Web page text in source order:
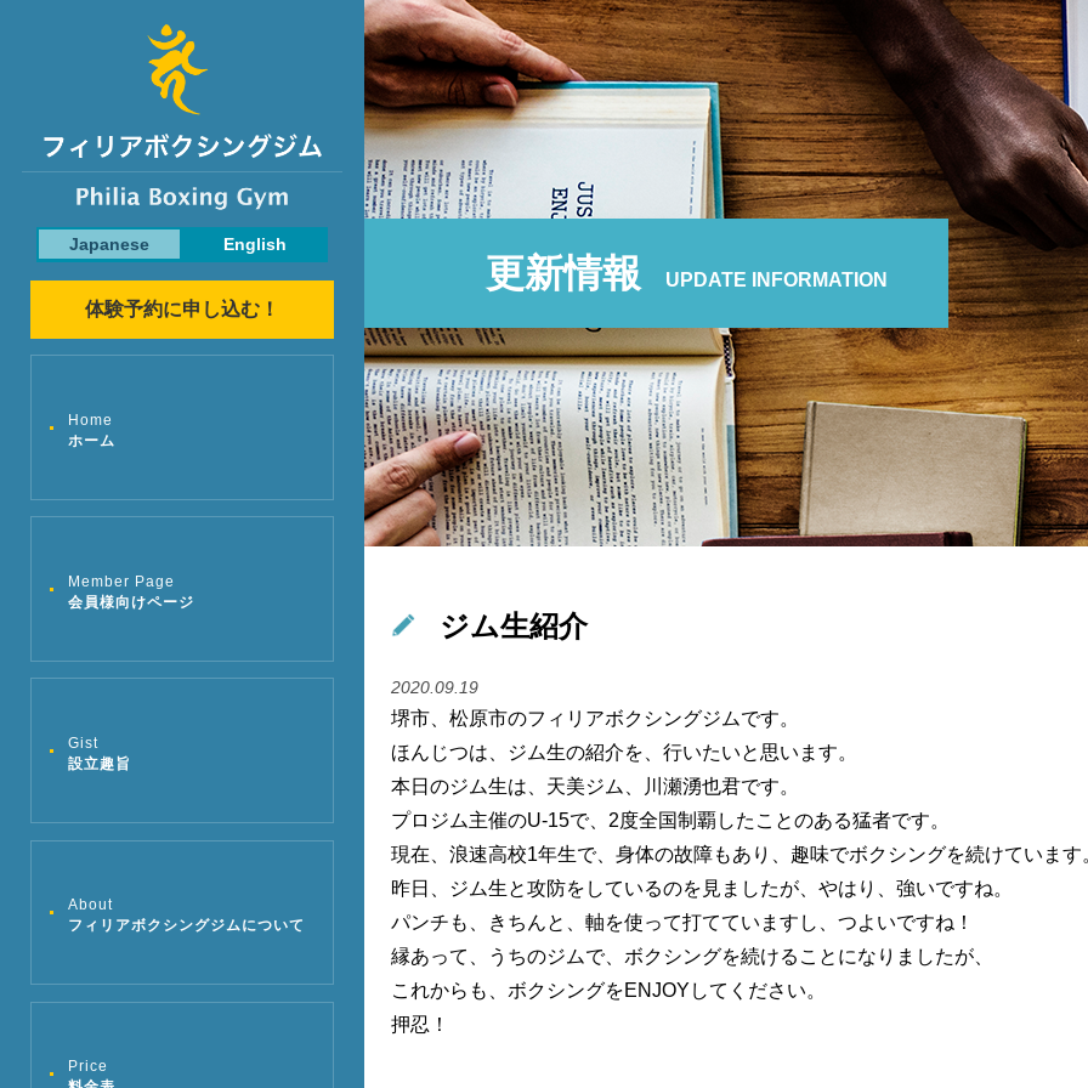
Japanese English
体験予約に申し込む！
Home
ホーム
Member Page
会員様向けページ
Gist
設立趣旨
About
フィリアボクシングジムについて
Price
更新情報 UPDATE INFORMATION
ジム生紹介
2020.09.19
堺市、松原市のフィリアボクシングジムです。
ほんじつは、ジム生の紹介を、行いたいと思います。
本日のジム生は、天美ジム、川瀬湧也君です。
プロジム主催のU-15で、2度全国制覇したことのある猛者です。
現在、浪速高校1年生で、身体の故障もあり、趣味でボクシングを続けています
昨日、ジム生と攻防をしているのを見ましたが、やはり、強いですね。
パンチも、きちんと、軸を使って打てていますし、つよいですね！
縁あって、うちのジムで、ボクシングを続けることになりましたが、
これからも、ボクシングをENJOYしてください。
押忍！